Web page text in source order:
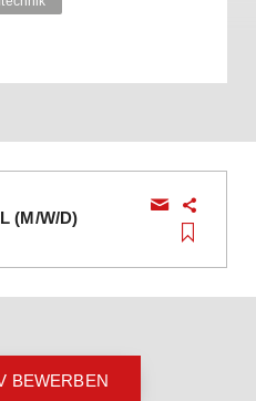
(M/W/D)
BEWERBEN